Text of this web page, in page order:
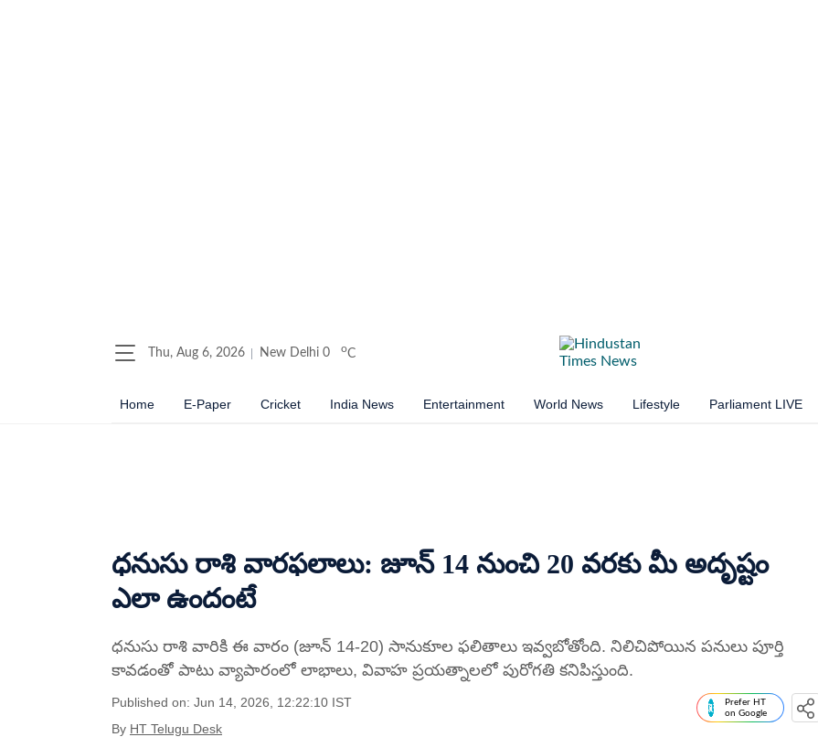
Thu, Aug 6, 2026 New Delhi 0 oC
Home E-Paper Cricket India News Entertainment World News Lifestyle Parliament LIVE
ధనుసు రాశి వారఫలాలు: జూన్ 14 నుంచి 20 వరకు మీ అదృష్టం
ఎలా ఉందంటే
ధనుసు రాశి వారికి ఈ వారం (జూన్ 14-20) సానుకూల ఫలితాలు ఇవ్వబోతోంది. నిలిచిపోయిన పనులు పూర్తి
కావడంతో పాటు వ్యాపారంలో లాభాలు, వివాహ ప్రయత్నాలలో పురోగతి కనిపిస్తుంది.
Published on: Jun 14, 2026, 12:22:10 IST
By HT Telugu Desk
Prefer HT
on Google